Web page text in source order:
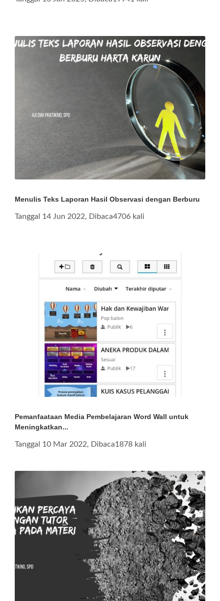
Menulis Teks Laporan Hasil Observasi dengan Berburu
Tanggal 14 Jun 2022, Dibaca4706 kali
Pemanfaataan Media Pembelajaran Word Wall untuk
Meningkatkan...
Tanggal 10 Mar 2022, Dibaca1878 kali